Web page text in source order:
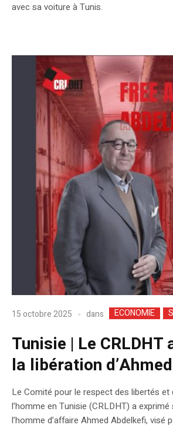
avec sa voiture à Tunis.
15 octobre 2025 dans ECONOMIE
Tunisie | Le CRLDHT
la libération
Le Comité pour le respect des libertés et
l’homme en Tunisie (CRLDHT) a
l’homme d’affaire Ahmed Abdelkefi, visé